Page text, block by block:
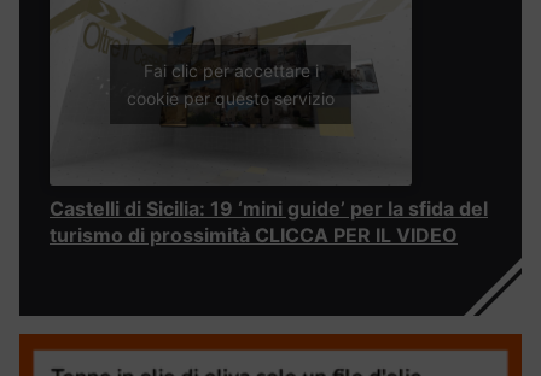
Fai clic per accettare i
cookie per questo servizio
Castelli di Sicilia: 19 ‘mini guide’ per la sfida del
turismo di prossimità CLICCA PER IL VIDEO